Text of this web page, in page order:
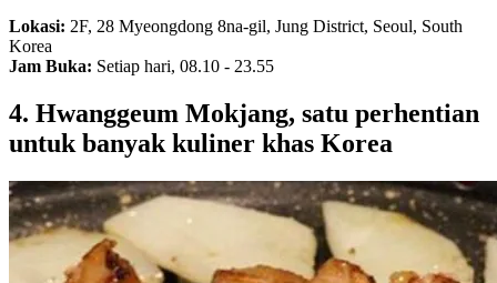
Lokasi: 2F, 28 Myeongdong 8na-gil, Jung District, Seoul, South
Korea
Jam Buka: Setiap hari, 08.10 - 23.55
4. Hwanggeum Mokjang, satu perhentian
untuk banyak kuliner khas Korea